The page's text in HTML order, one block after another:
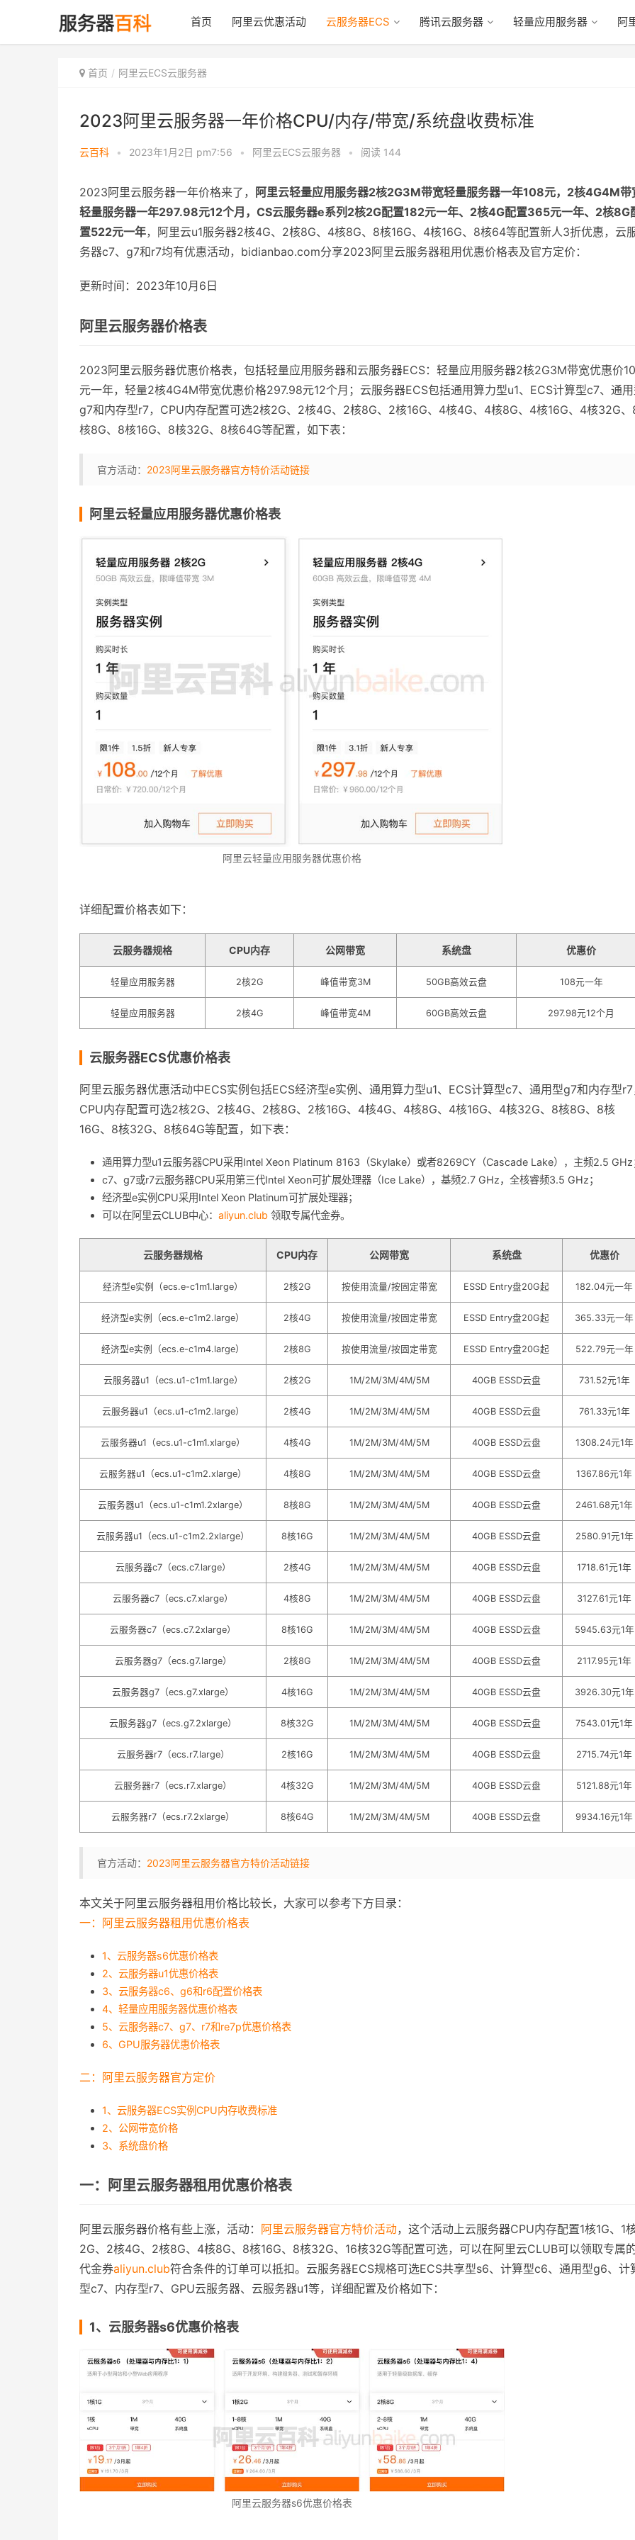
首页 阿里云优惠活动 云服务器ECS 腾讯云服务器 轻量应用服务器 阿
首页 阿里云ECS云服务器
2023阿里云服务器一年价格CPU/内存/带宽/系统盘收费标准
云百科 • 2023年1月2日 pm7:56 • 阿里云ECS云服务器 • 阅读 144
2023阿里云服务器一年价格来了，
阿里云轻量应用服务器2核2G3M带宽轻量服务器一年108元，2核4G4M带
轻量服务器一年297.98元12个月，CS云服务器e系列2核2G配置182元一年、2核4G配置365元一年、2核8G
置522元一年，阿里云u1服务器2核4G、2核8G、4核8G、8核16G、4核16G、8核64等配置新人3折优惠，云
务器c7、g7和r7均有优惠活动，bidianbao.com分享2023阿里云服务器租用优惠价格表及官方定价：
更新时间：2023年10月6日
阿里云服务器价格表
2023阿里云服务器优惠价格表，包括轻量应用服务器和云服务器ECS：轻量应用服务器2核2G3M带宽优惠价
元一年，轻量2核4G4M带宽优惠价格297.98元12个月；云服务器ECS包括通用算力型u1、ECS计算型c7、通
g7和内存型r7，CPU内存配置可选2核2G、2核4G、2核8G、2核16G、4核4G、4核8G、4核16G、4核32G
核8G、8核16G、8核32G、8核64G等配置，如下表：
官方活动： 2023阿里云服务器官方特价活动链接
阿里云轻量应用服务器优惠价格表
阿里云轻量应用服务器优惠价格
详细配置价格表如下：
云服务器规格 CPU内存 公网带宽 系统盘 优惠价
轻量应用服务器 2核2G 峰值带宽3M 50GB高效云盘 108元一年
轻量应用服务器 2核4G 峰值带宽4M 60GB高效云盘 297.98元12个月
云服务器ECS优惠价格表
阿里云服务器优惠活动中ECS实例包括ECS经济型e实例、通用算力型u1、ECS计算型c7、通用型g7和内存型
CPU内存配置可选2核2G、2核4G、2核8G、2核16G、4核4G、4核8G、4核16G、4核32G、8核8G、8核
16G、8核32G、8核64G等配置，如下表：
通用算力型u1云服务器CPU采用Intel Xeon Platinum 8163（Skylake）或者8269CY（Cascade Lake），主频2.5 GHz
c7、g7或r7云服务器CPU采用第三代Intel Xeon可扩展处理器（Ice Lake），基频2.7 GHz，全核睿频3.5 GHz；
经济型e实例CPU采用Intel Xeon Platinum可扩展处理器；
可以在阿里云CLUB中心： aliyun.club 领取专属代金券。
云服务器规格 CPU内存 公网带宽 系统盘 优惠价
经济型e实例（ecs.e-c1m1.large） 2核2G 按使用流量/按固定带宽 ESSD Entry盘20G起 182.04元一年
经济型e实例（ecs.e-c1m2.large） 2核4G 按使用流量/按固定带宽 ESSD Entry盘20G起 365.33元一年
经济型e实例（ecs.e-c1m4.large） 2核8G 按使用流量/按固定带宽 ESSD Entry盘20G起 522.79元一年
云服务器u1（ecs.u1-c1m1.large） 2核2G 1M/2M/3M/4M/5M 40GB ESSD云盘 731.52元1年
云服务器u1（ecs.u1-c1m2.large） 2核4G 1M/2M/3M/4M/5M 40GB ESSD云盘 761.33元1年
云服务器u1（ecs.u1-c1m1.xlarge） 4核4G 1M/2M/3M/4M/5M 40GB ESSD云盘 1308.24元1年
云服务器u1（ecs.u1-c1m2.xlarge） 4核8G 1M/2M/3M/4M/5M 40GB ESSD云盘 1367.86元1年
云服务器u1（ecs.u1-c1m1.2xlarge） 8核8G 1M/2M/3M/4M/5M 40GB ESSD云盘 2461.68元1年
云服务器u1（ecs.u1-c1m2.2xlarge） 8核16G 1M/2M/3M/4M/5M 40GB ESSD云盘 2580.91元1年
云服务器c7（ecs.c7.large） 2核4G 1M/2M/3M/4M/5M 40GB ESSD云盘 1718.61元1年
云服务器c7（ecs.c7.xlarge） 4核8G 1M/2M/3M/4M/5M 40GB ESSD云盘 3127.61元1年
云服务器c7（ecs.c7.2xlarge） 8核16G 1M/2M/3M/4M/5M 40GB ESSD云盘 5945.63元1年
云服务器g7（ecs.g7.large） 2核8G 1M/2M/3M/4M/5M 40GB ESSD云盘 2117.95元1年
云服务器g7（ecs.g7.xlarge） 4核16G 1M/2M/3M/4M/5M 40GB ESSD云盘 3926.30元1年
云服务器g7（ecs.g7.2xlarge） 8核32G 1M/2M/3M/4M/5M 40GB ESSD云盘 7543.01元1年
云服务器r7（ecs.r7.large） 2核16G 1M/2M/3M/4M/5M 40GB ESSD云盘 2715.74元1年
云服务器r7（ecs.r7.xlarge） 4核32G 1M/2M/3M/4M/5M 40GB ESSD云盘 5121.88元1年
云服务器r7（ecs.r7.2xlarge） 8核64G 1M/2M/3M/4M/5M 40GB ESSD云盘 9934.16元1年
官方活动： 2023阿里云服务器官方特价活动链接
本文关于阿里云服务器租用价格比较长，大家可以参考下方目录：
一：阿里云服务器租用优惠价格表
1、云服务器s6优惠价格表
2、云服务器u1优惠价格表
3、云服务器c6、g6和r6配置价格表
4、轻量应用服务器优惠价格表
5、云服务器c7、g7、r7和re7p优惠价格表
6、GPU服务器优惠价格表
二：阿里云服务器官方定价
1、云服务器ECS实例CPU内存收费标准
2、公网带宽价格
3、系统盘价格
一：阿里云服务器租用优惠价格表
阿里云服务器价格有些上涨，活动： 阿里云服务器官方特价活动，这个活动上云服务器CPU内存配置1核1G、1
2G、2核4G、2核8G、4核8G、8核16G、8核32G、16核32G等配置可选，可以在阿里云CLUB可以领取专属
代金券aliyun.club符合条件的订单可以抵扣。云服务器ECS规格可选ECS共享型s6、计算型c6、通用型g6、计
型c7、内存型r7、GPU云服务器、云服务器u1等，详细配置及价格如下：
1、云服务器s6优惠价格表
阿里云服务器s6优惠价格表